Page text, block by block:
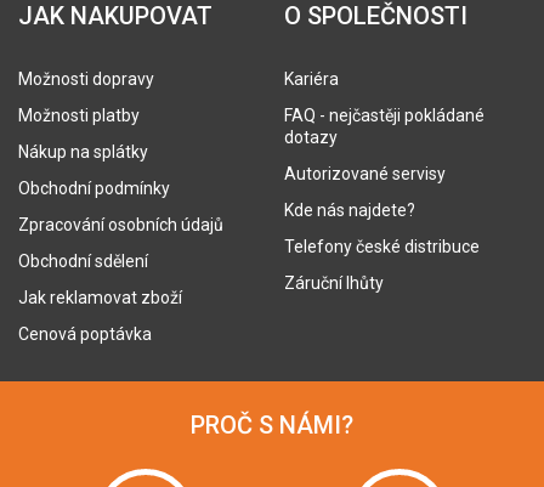
JAK NAKUPOVAT
Možnosti dopravy
Možnosti platby
Nákup na splátky
Obchodní podmínky
Zpracování osobních údajů
Obchodní sdělení
Jak reklamovat zboží
Cenová poptávka
O SPOLEČNOSTI
Kariéra
FAQ - nejčastěji pokládané
dotazy
Autorizované servisy
Kde nás najdete?
Telefony české distribuce
Záruční lhůty
PROČ S NÁMI?